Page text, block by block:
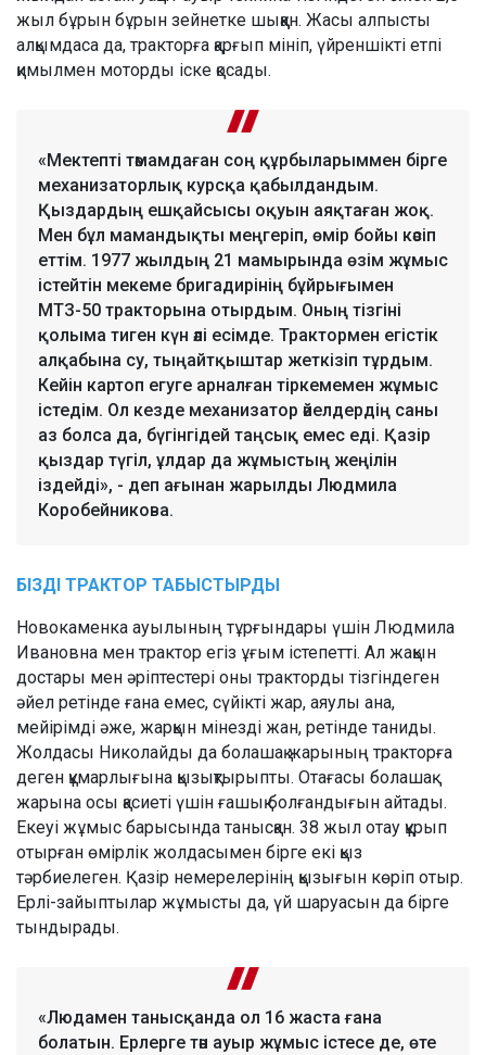
жыл бұрын бұрын зейнетке шыққан. Жасы алпысты
алқымдаса да, тракторға қарғып мініп, үйреншікті етпі
қимылмен моторды іске қосады.
«Мектепті тәмамдаған соң құрбыларыммен бірге
механизаторлық курсқа қабылдандым.
Қыздардың ешқайсысы оқуын аяқтаған жоқ.
Мен бұл мамандықты меңгеріп, өмір бойы кәсіп
еттім. 1977 жылдың 21 мамырында өзім жұмыс
істейтін мекеме бригадирінің бұйрығымен
МТЗ-50 тракторына отырдым. Оның тізгіні
қолыма тиген күн әлі есімде. Трактормен егістік
алқабына су, тыңайтқыштар жеткізіп тұрдым.
Кейін картоп егуге арналған тіркемемен жұмыс
істедім. Ол кезде механизатор әйелдердің саны
аз болса да, бүгінгідей таңсық емес еді. Қазір
қыздар түгіл, ұлдар да жұмыстың жеңілін
іздейді», - деп ағынан жарылды Людмила
Коробейникова.
БІЗДІ ТРАКТОР ТАБЫСТЫРДЫ
Новокаменка ауылының тұрғындары үшін Людмила
Ивановна мен трактор егіз ұғым істепетті. Ал жақын
достары мен әріптестері оны тракторды тізгіндеген
әйел ретінде ғана емес, сүйікті жар, аяулы ана,
мейірімді әже, жарқын мінезді жан, ретінде таниды.
Жолдасы Николайды да болашақ жарының тракторға
деген құмарлығына қызықтырыпты. Отағасы болашақ
жарына осы қасиеті үшін ғашық болғандығын айтады.
Екеуі жұмыс барысында танысқан. 38 жыл отау құрып
отырған өмірлік жолдасымен бірге екі қыз
тәрбиелеген. Қазір немерелерінің қызығын көріп отыр.
Ерлі-зайыптылар жұмысты да, үй шаруасын да бірге
тындырады.
«Людамен танысқанда ол 16 жаста ғана
болатын. Ерлерге тән ауыр жұмыс істесе де, өте